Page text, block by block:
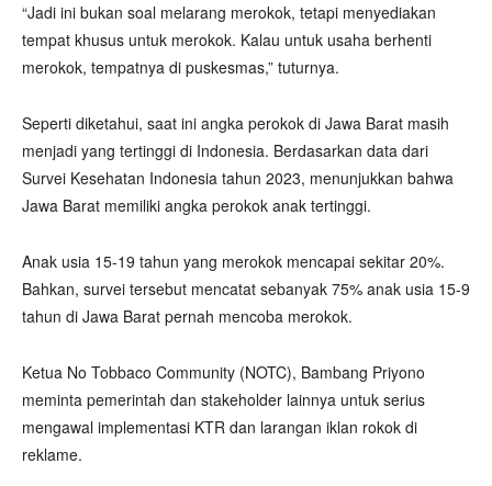
“Jadi ini bukan soal melarang merokok, tetapi menyediakan
tempat khusus untuk merokok. Kalau untuk usaha berhenti
merokok, tempatnya di puskesmas,” tuturnya.
Seperti diketahui, saat ini angka perokok di Jawa Barat masih
menjadi yang tertinggi di Indonesia. Berdasarkan data dari
Survei Kesehatan Indonesia tahun 2023, menunjukkan bahwa
Jawa Barat memiliki angka perokok anak tertinggi.
Anak usia 15-19 tahun yang merokok mencapai sekitar 20%.
Bahkan, survei tersebut mencatat sebanyak 75% anak usia 15-9
tahun di Jawa Barat pernah mencoba merokok.
Ketua No Tobbaco Community (NOTC), Bambang Priyono
meminta pemerintah dan stakeholder lainnya untuk serius
mengawal implementasi KTR dan larangan iklan rokok di
reklame.